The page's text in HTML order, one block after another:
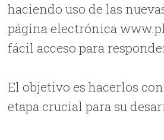
haciendo uso de las
página electrónica
fácil acceso para
El objetivo es hacerlos
etapa crucial para su